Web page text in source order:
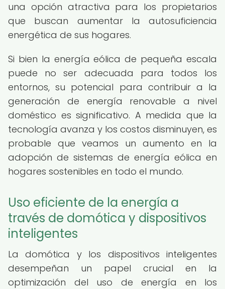
una opción atractiva para los propietarios
que buscan aumentar la autosuficiencia
energética de sus hogares.
Si bien la energía eólica de pequeña escala
puede no ser adecuada para todos los
entornos, su potencial para contribuir a la
generación de energía renovable a nivel
doméstico es significativo. A medida que la
tecnología avanza y los costos disminuyen, es
probable que veamos un aumento en la
adopción de sistemas de energía eólica en
hogares sostenibles en todo el mundo.
Uso eficiente de la energía a
través de domótica y dispositivos
inteligentes
La domótica y los dispositivos inteligentes
desempeñan un papel crucial en la
optimización del uso de energía en los